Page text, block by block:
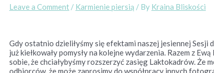
Leave a Comment / Karmienie piersią / By Kraina Bliskości
Gdy ostatnio dzieliłyśmy się efektami naszej jesiennej Sesji
już kiełkowały pomysły na kolejne wydarzenia. Razem z Ewą
sobie, że chciałybyśmy rozszerzyć zasięg Laktokadrów. Że
odbiorców, że może zaprosimy do współpracy innych